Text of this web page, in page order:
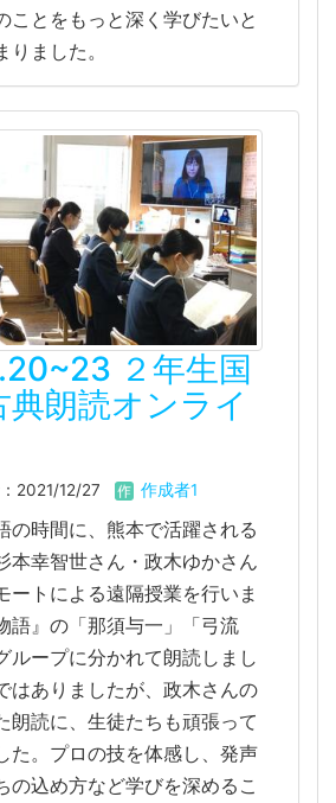
ことをもっと深く学びたいと
ました。
２年生国
典朗読オンライ
2021/12/27 作成者1
時間に、熊本で活躍される
本幸智世さん・政木ゆかさん
ートによる遠隔授業を行いま
語』の「那須与一」「弓流
ループに分かれて朗読しまし
はありましたが、政木さんの
朗読に、生徒たちも頑張って
た。プロの技を体感し、発声
の込め方など学びを深めるこ